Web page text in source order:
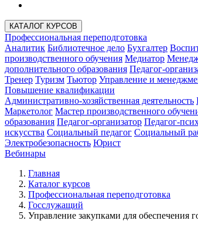
КАТАЛОГ КУРСОВ
Профессиональная переподготовка
Аналитик Библиотечное дело Бухгалтер
производственного обучения Медиатор
дополнительного образования Педагог-
Тренер Туризм Тьютор Управление и
Повышение квалификации
Административно-хозяйственная деятельность
Маркетолог Мастер производственного
образования Педагог-организатор Педагог-
искусства Социальный педагог Социальный
Электробезопасность Юрист
Вебинары
Главная
Каталог курсов
Профессиональная переподготовка
Госслужащий
Управление закупками для